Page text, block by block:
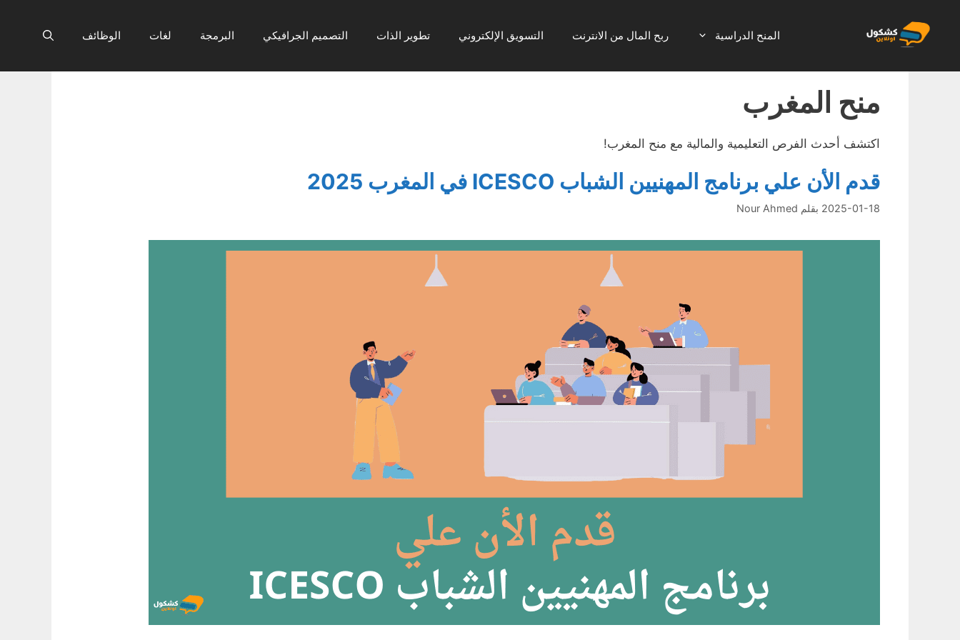
المحتوى
المنح الدراسية ربح المال من الانترنت التسويق الإلكتروني تطوير الذات التصميم الجرافيكي البرمجة لغات الوظائف
منح المغرب
اكتشف أحدث الفرص التعليمية والمالية مع منح المغرب!
قدم الأن علي برنامج المهنيين الشباب ICESCO في المغرب 2025
2025-01-18 بقلم Nour Ahmed